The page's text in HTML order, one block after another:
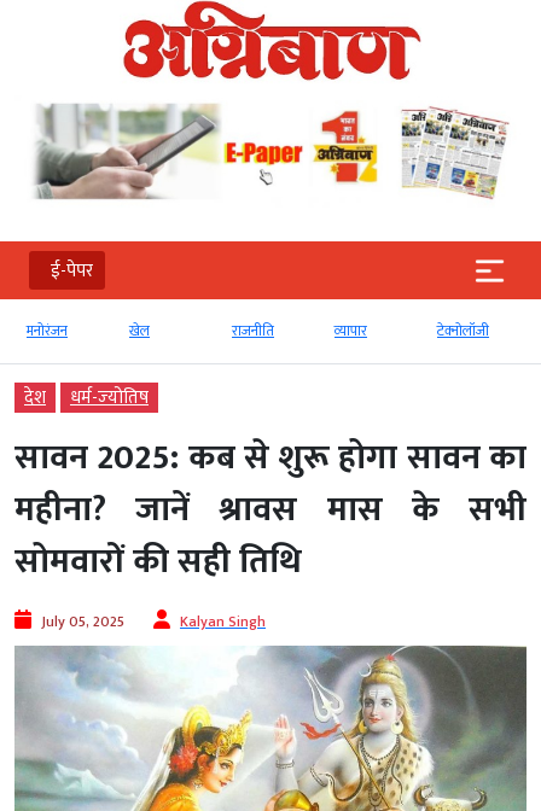
ई-पेपर
मनोरंजन खेल राजनीति व्‍यापार टेक्‍नोलॉजी
देश धर्म-ज्‍योतिष
सावन 2025: कब से शुरू होगा सावन का
महीना? जानें श्रावस मास के सभी
सोमवारों की सही तिथि
July 05, 2025 Kalyan Singh